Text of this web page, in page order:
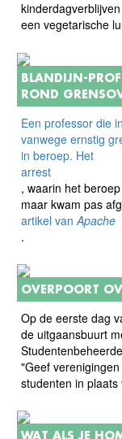
een vegetarische
BLANDIJN-
ROND
Een professor die
vanwege ernstig
in beroep. Het
arrest
, waarin het
maar kwam pas
artikel van Apache
.
OVERPOORT
Op de eerste dag
de uitgaansbuurt
"Geef
studenten in
WAT ALS JE